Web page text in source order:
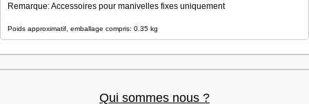
Remarque: Accessoires pour manivelles fixes uniquement
Poids approximatif, emballage compris: 0.35 kg
Qui sommes nous ?